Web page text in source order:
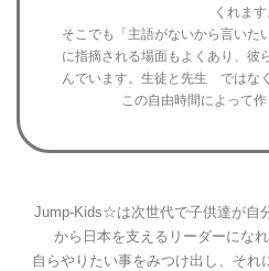
くれます
そこでも「主語がないから言いた
に指摘される場面もよくあり、彼
んでいます。 生徒と先生 ではな
この自由時間によって作
Jump-Kids☆は次世代で子供達が自
から日本を支えるリーダーにな
自らやりたい事をみつけ出し、それ